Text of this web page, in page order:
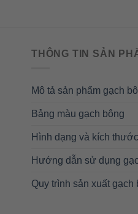
THÔNG TIN SẢN
Mô tả sản phẩm gạch
Bảng màu gạch bông
Hình dạng và kích thước
Hướng dẫn sử dụng
Quy trình sản xuất gạch